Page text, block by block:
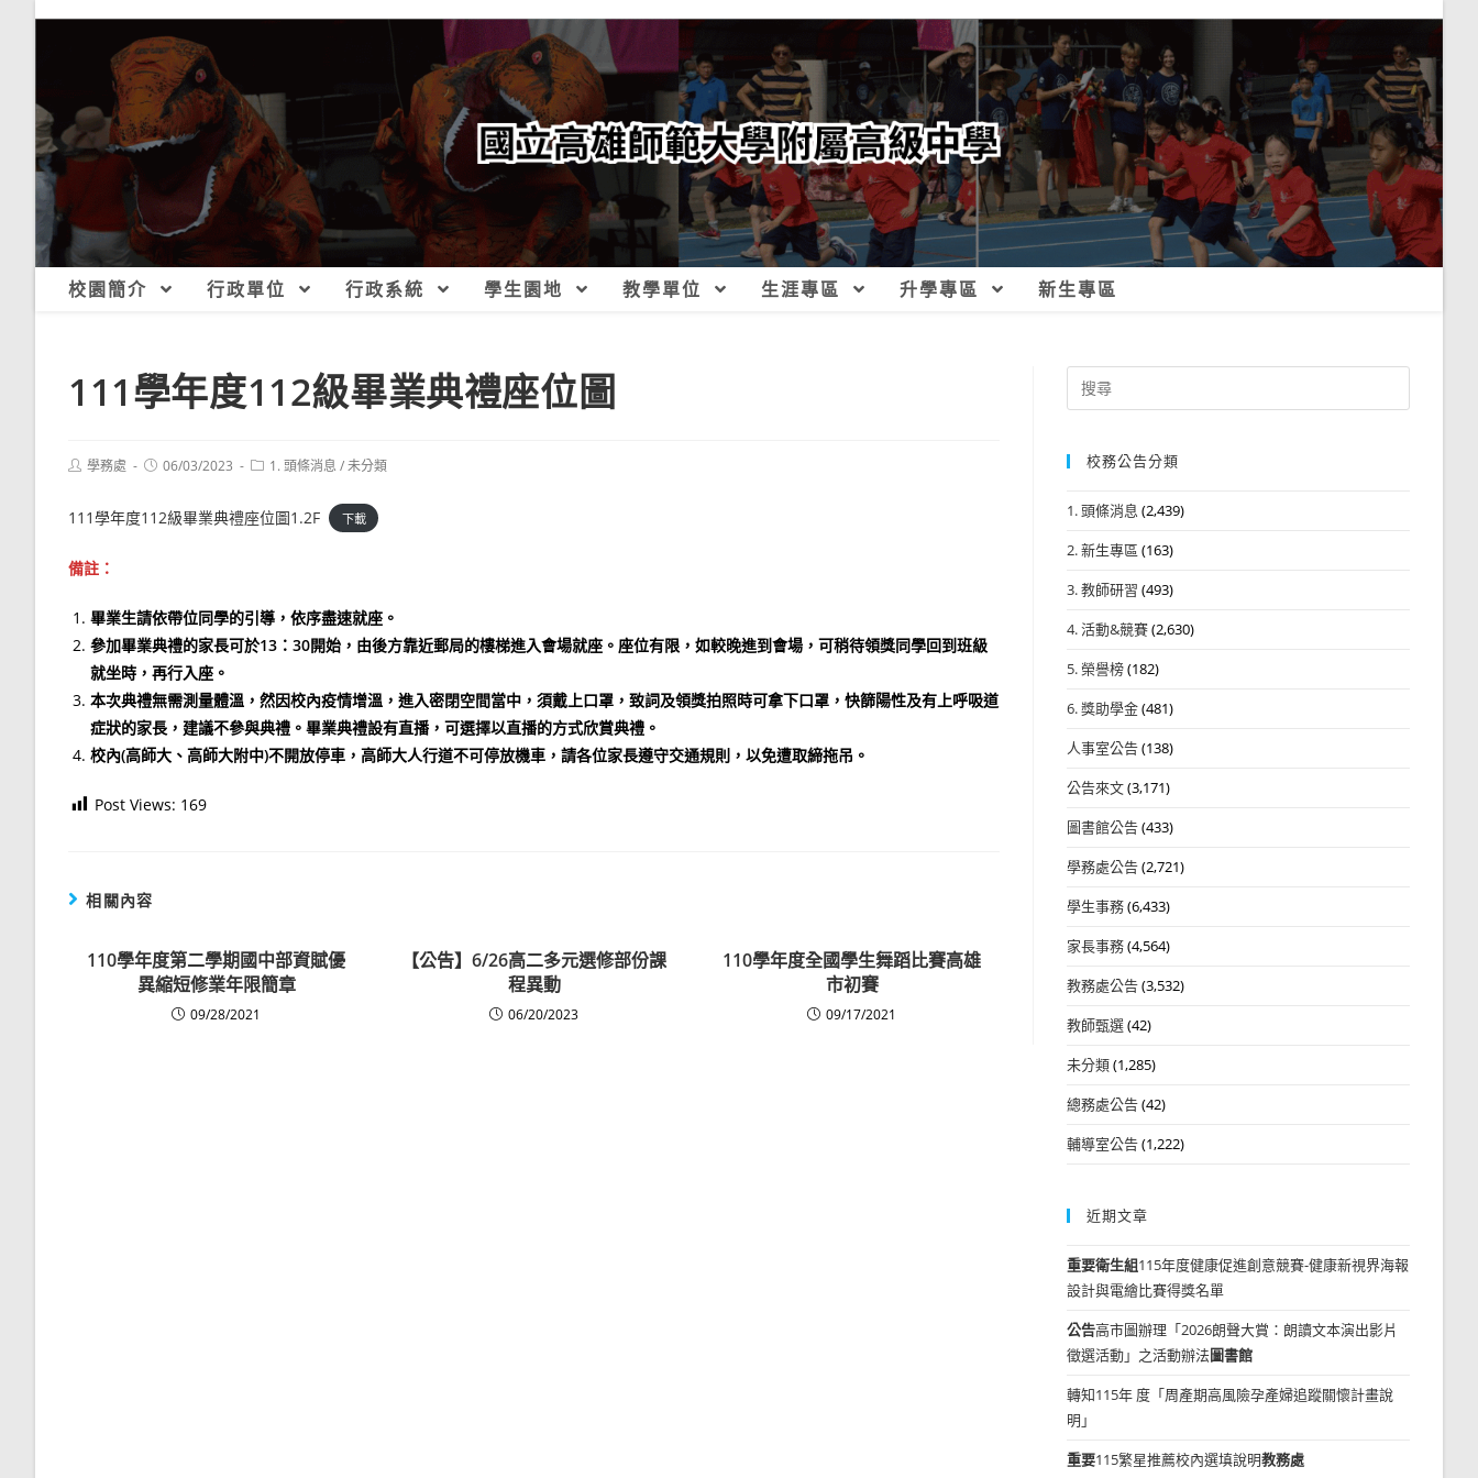
校園簡介 行政單位 行政系統 學生園地 教學單位 生涯專區 升學專區 新生專區
111學年度112級畢業典禮座位圖
Post學務處
Post06/03/2023
Post1. 頭條消息 /未分類
111學年度112級畢業典禮座位圖1.2F 下載
備註：
畢業生請依帶位同學的引導，依序盡速就座。
參加畢業典禮的家長可於13：30開始，由後方靠近郵局的樓梯進入會場就座。座位有限，如較晚進到會場，可稍待領獎同學回到班級
就坐時，再行入座。
本次典禮無需測量體溫，然因校內疫情增溫，進入密閉空間當中，須戴上口罩，致詞及領獎拍照時可拿下口罩，快篩陽性及有上呼吸道
症狀的家長，建議不參與典禮。畢業典禮設有直播，可選擇以直播的方式欣賞典禮。
校內(高師大、高師大附中)不開放停車，高師大人行道不可停放機車，請各位家長遵守交通規則，以免遭取締拖吊。
Post Views: 169
相關內容
110學年度第二學期國中部資賦優
異縮短修業年限簡章
09/28/2021
【公告】6/26高二多元選修部份課
程異動
06/20/2023
110學年度全國學生舞蹈比賽高雄
市初賽
09/17/2021
Search
for:
校務公告分類
1. 頭條消息 (2,439)
2. 新生專區 (163)
3. 教師研習 (493)
4. 活動&競賽(2,630)
5. 榮譽榜(182)
6. 獎助學金(481)
人事室公告(138)
公告來文(3,171)
圖書館公告(433)
學務處公告(2,721)
學生事務(6,433)
家長事務(4,564)
教務處公告(3,532)
教師甄選(42)
未分類(1,285)
總務處公告(42)
輔導室公告(1,222)
近期文章
重要衛生組115年度健康促進創意競賽-健康新視界海報
設計與電繪比賽得獎名單
公告高市圖辦理「2026朗聲大賞：朗讀文本演出影片
徵選活動」之活動辦法圖書館
轉知115年 度「周產期高風險孕產婦追蹤關懷計畫說
明」
重要115繁星推薦校內選填說明教務處